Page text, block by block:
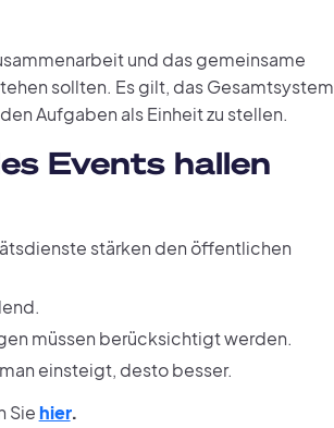
und das gemeinsame
sollten. Es gilt, das Gesamtsystem
Aufgaben als Einheit zu stellen.
Events hallen
stärken den öffentlichen
müssen berücksichtigt werden.
einsteigt, desto besser.
Siehier.